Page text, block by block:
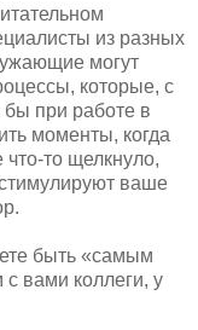
из разных
могут
которые, с
при работе в
моменты, когда
что-то щелкнуло,
ваше
быть «самым
вами коллеги, у